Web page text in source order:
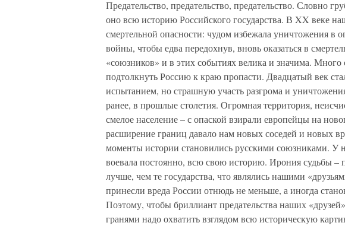
Предательство, предательство, предательство. Словно
оно всю историю Российского государства. В XX веке
смертельной опасности: чудом избежала уничтожения в
войны, чтобы едва передохнув, вновь оказаться в
«союзников» и в этих событиях велика и значима.
подтолкнуть Россию к краю пропасти. Двадцатый век
испытанием, но страшную участь разгрома и
ранее, в прошлые столетия. Огромная территория,
смелое население – с опаской взирали европейцы на
расширение границ давало нам новых соседей и новых
моменты истории становились русскими союзниками. У
воевала постоянно, всю свою историю. Ирония судьбы –
лучше, чем те государства, что являлись нашими
принесли вреда России отнюдь не меньше, а иногда
Поэтому, чтобы бриллиант предательства наших
гранями надо охватить взглядом всю историческую